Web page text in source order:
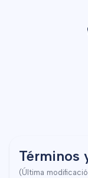
Términos
(Última